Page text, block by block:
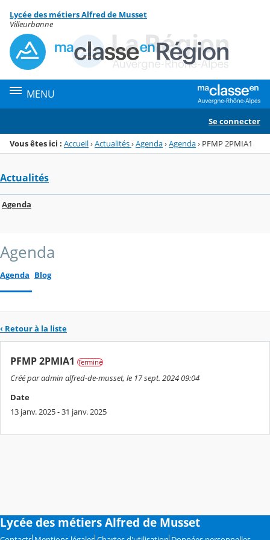
Menu de la rubrique
Contenu
Lycée des métiers Alfred de Musset
Villeurbanne
MENU
Se connecter
Vous êtes ici : Accueil›Actualités›Agenda›Agenda› PFMP 2PMIA1
Actualités
Agenda
Agenda
Agenda Blog
‹ Retour à la liste
PFMP 2PMIA1 Terminé
Créé par admin alfred-de-musset, le 17 sept. 2024 09:04
Date
13 janv. 2025 - 31 janv. 2025
Lycée des métiers Alfred de Musset